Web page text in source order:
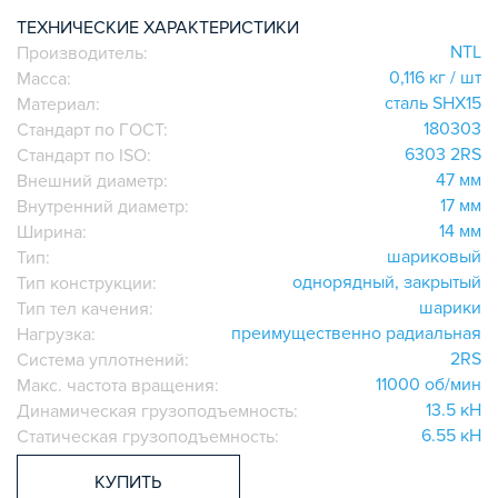
ИГОЛЬЧАТЫЕ РОЛИКОВЫЕ
ЛИНЕЙНЫЕ СОЕДИНИТЕЛИ
ДОПОЛНИТЕЛЬНАЯ ОБРАБОТКА
ПАРАЛЛЕЛЬНЫЕ СОЕДИНИТЕЛИ
ПРОМЫШЛЕННАЯ МЕБЕЛЬ
СИСТЕМА ЛЕСТНИЦ И ПЛАТФОРМ
БЫСТРЫЕ СОЕДИНИТЕЛИ
ВИНТОВЫЕ СОЕДИНИТЕЛИ И ВТУЛКИ
ШАРНИРНЫЕ И ПОДВИЖНЫЕ СОЕДИНИТЕЛИ
НАБОРЫ
ПЕТЛИ, РУЧКИ, ЗАМКИ, ЗАЩЕЛКИ
ЭЛЕМЕНТЫ ДЛЯ КРЕПЛЕНИЯ КАБЕЛЕЙ,
ПАНЕЛЕЙ, ЛИСТА, СЕТКИ
ОПОРЫ, ПОДВЕСЫ
КОМПОНЕНТЫ ДЛЯ КОНВЕЙЕРОВ
ТЕХНИЧЕСКИЕ ХАРАКТЕРИСТИКИ
Производитель:
NTL
Масса:
0,116 кг / шт
Материал:
сталь SHX15
Стандарт по ГОСТ:
180303
Стандарт по ISO:
6303 2RS
Внешний диаметр:
47 мм
Внутренний диаметр:
17 мм
Ширина:
14 мм
Тип:
шариковый
Тип конструкции:
однорядный, закрытый
Тип тел качения:
шарики
Нагрузка:
преимущественно радиальная
Система уплотнений:
2RS
Макс. частота вращения:
11000 об/мин
Динамическая грузоподъемность:
13.5 кН
Статическая грузоподъемность:
6.55 кН
КУПИТЬ